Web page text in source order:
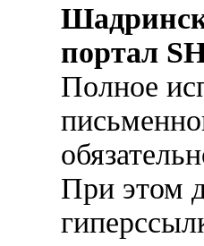
портал
Полное
При этом